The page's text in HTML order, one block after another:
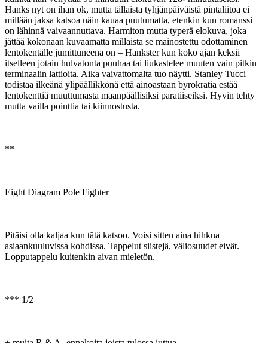
Hanks nyt on ihan ok, mutta tällaista tyhjänpäiväistä pintaliitoa ei
millään jaksa katsoa näin kauaa puutumatta, etenkin kun romanssi
on lähinnä vaivaannuttava. Harmiton mutta typerä elokuva, joka
jättää kokonaan kuvaamatta millaista se mainostettu odottaminen
lentokentälle jumittuneena on – Hankster kun koko ajan keksii
itselleen jotain hulvatonta puuhaa tai liukastelee muuten vain pitkin
terminaalin lattioita. Aika vaivattomalta tuo näytti. Stanley Tucci
todistaa ilkeänä ylipäällikkönä että ainoastaan byrokratia estää
lentokenttiä muuttumasta maanpäällisiksi paratiiseiksi. Hyvin tehty
mutta vailla pointtia tai kiinnostusta.
**
Eight Diagram Pole Fighter
Pitäisi olla kaljaa kun tätä katsoo. Voisi sitten aina hihkua
asiaankuuluvissa kohdissa. Tappelut siistejä, väliosuudet eivät.
Lopputappelu kuitenkin aivan mieletön.
*** 1/2